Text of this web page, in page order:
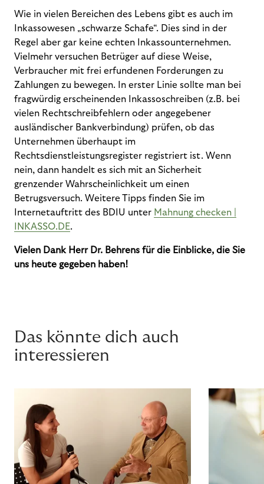
Wie in vielen Bereichen des Lebens gibt es auch im
Inkassowesen „schwarze Schafe“. Dies sind in der
Regel aber gar keine echten Inkassounternehmen.
Vielmehr versuchen Betrüger auf diese Weise,
Verbraucher mit frei erfundenen Forderungen zu
Zahlungen zu bewegen. In erster Linie sollte man bei
fragwürdig erscheinenden Inkassoschreiben (z.B. bei
vielen Rechtschreibfehlern oder angegebener
ausländischer Bankverbindung) prüfen, ob das
Unternehmen überhaupt im
Rechtsdienstleistungsregister registriert ist. Wenn
nein, dann handelt es sich mit an Sicherheit
grenzender Wahrscheinlichkeit um einen
Betrugsversuch. Weitere Tipps finden Sie im
Internetauftritt des BDIU unter Mahnung checken |
INKASSO.DE.
Vielen Dank Herr Dr. Behrens für die Einblicke, die Sie
uns heute gegeben haben!
Das könnte dich auch
interessieren